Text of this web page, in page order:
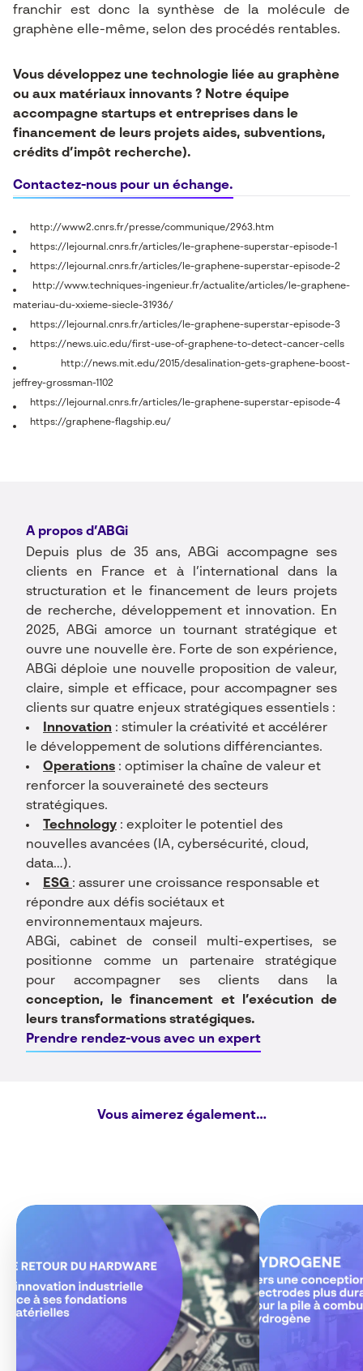
franchir est donc la synthèse de la molécule de
graphène elle-même, selon des procédés rentables.
Vous développez une technologie liée au graphène
ou aux matériaux innovants ? Notre équipe
accompagne startups et entreprises dans le
financement de leurs projets aides, subventions,
crédits d’impôt recherche).
Contactez-nous pour un échange.
http://www2.cnrs.fr/presse/communique/2963.htm
https://lejournal.cnrs.fr/articles/le-graphene-superstar-episode-1
https://lejournal.cnrs.fr/articles/le-graphene-superstar-episode-2
http://www.techniques-ingenieur.fr/actualite/articles/le-graphene-
materiau-du-xxieme-siecle-31936/
https://lejournal.cnrs.fr/articles/le-graphene-superstar-episode-3
https://news.uic.edu/first-use-of-graphene-to-detect-cancer-cells
http://news.mit.edu/2015/desalination-gets-graphene-boost-
jeffrey-grossman-1102
https://lejournal.cnrs.fr/articles/le-graphene-superstar-episode-4
https://graphene-flagship.eu/
A propos d’ABGi
Depuis plus de 35 ans, ABGi accompagne ses
clients en France et à l’international dans la
structuration et le financement de leurs projets
de recherche, développement et innovation. En
2025, ABGi amorce un tournant stratégique et
ouvre une nouvelle ère. Forte de son expérience,
ABGi déploie une nouvelle proposition de valeur,
claire, simple et efficace, pour accompagner ses
clients sur quatre enjeux stratégiques essentiels :
Innovation : stimuler la créativité et accélérer
le développement de solutions différenciantes.
Operations : optimiser la chaîne de valeur et
renforcer la souveraineté des secteurs
stratégiques.
Technology : exploiter le potentiel des
nouvelles avancées (IA, cybersécurité, cloud,
data…).
ESG : assurer une croissance responsable et
répondre aux défis sociétaux et
environnementaux majeurs.
ABGi, cabinet de conseil multi-expertises, se
positionne comme un partenaire stratégique
pour accompagner ses clients dans la
conception, le financement et l’exécution de
leurs transformations stratégiques.
Prendre rendez-vous avec un expert
Vous aimerez également…